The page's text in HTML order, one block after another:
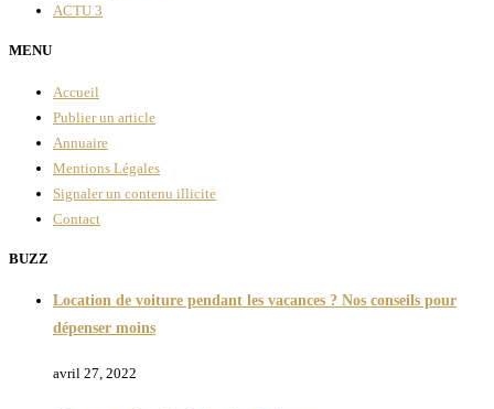
ACTU 3
MENU
Accueil
Publier un article
Annuaire
Mentions Légales
Signaler un contenu illicite
Contact
BUZZ
Location de voiture pendant les vacances ? Nos conseils pour
dépenser moins
avril 27, 2022